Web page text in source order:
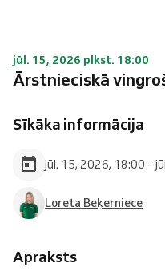
jūl. 15, 2026 plkst. 18:00
Ārstnieciskā
Sīkāka informācija
jūl. 15, 2026, 18:00 –
Loreta Beķerniece
Apraksts